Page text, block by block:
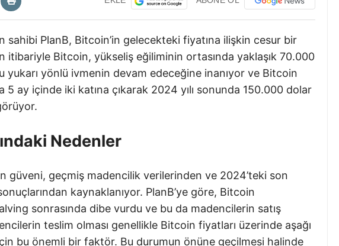
sahibi PlanB, Bitcoin’in gelecekteki fiyatına ilişkin cesur bir
itibariyle Bitcoin, yükseliş eğiliminin ortasında yaklaşık 70.000
yukarı yönlü ivmenin devam edeceğine inanıyor ve Bitcoin
5 ay içinde iki katına çıkarak 2024 yılı sonunda 150.000 dolar
Nedenler
güveni, geçmiş madencilik verilerinden ve 2024’teki son
kaynaklanıyor. PlanB’ye göre, Bitcoin
sonrasında dibe vurdu ve bu da madencilerin satış
teslim olması genellikle Bitcoin fiyatları üzerinde aşağı
bu önemli bir faktör. Bu durumun önüne geçilmesi halinde